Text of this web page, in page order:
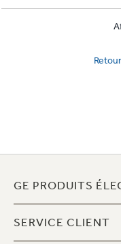
GE PRODUITS
SERVICE CLIENT